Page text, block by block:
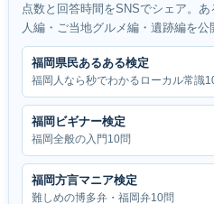
点数と回答時間をSNSでシェア。
人編・ご当地グルメ編・遺跡編を公
福岡県民あるある検定
福岡人なら秒でわかるローカル常識
福岡ビギナー検定
福岡全般の入門10問
福岡方言マニア検定
難しめの博多弁・福岡弁10問